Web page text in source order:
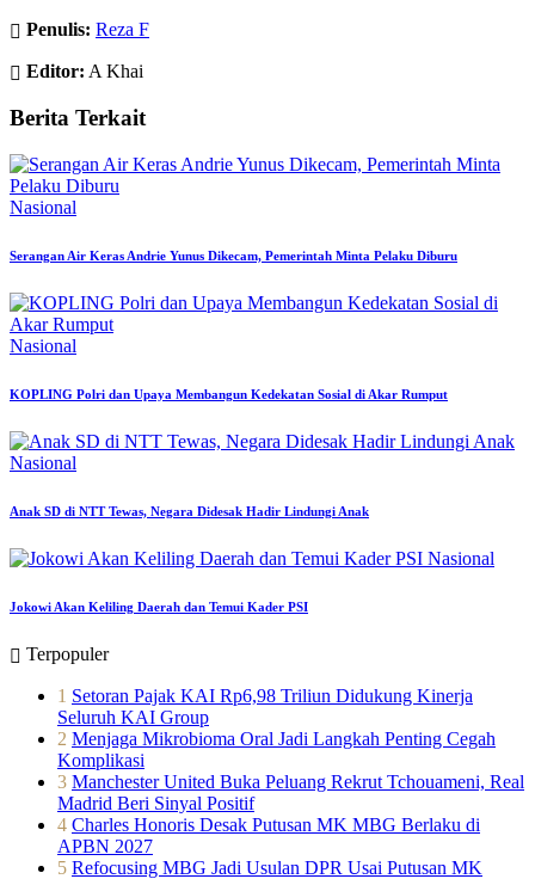
Penulis: Reza F
Editor: A Khai
Berita Terkait
Nasional
Serangan Air Keras Andrie Yunus Dikecam, Pemerintah Minta Pelaku Diburu
Nasional
KOPLING Polri dan Upaya Membangun Kedekatan Sosial di Akar Rumput
Nasional
Anak SD di NTT Tewas, Negara Didesak Hadir Lindungi Anak
Nasional
Jokowi Akan Keliling Daerah dan Temui Kader PSI
Terpopuler
1 Setoran Pajak KAI Rp6,98 Triliun Didukung Kinerja
Seluruh KAI Group
2 Menjaga Mikrobioma Oral Jadi Langkah Penting Cegah
Komplikasi
3 Manchester United Buka Peluang Rekrut Tchouameni, Real
Madrid Beri Sinyal Positif
4 Charles Honoris Desak Putusan MK MBG Berlaku di
APBN 2027
5 Refocusing MBG Jadi Usulan DPR Usai Putusan MK